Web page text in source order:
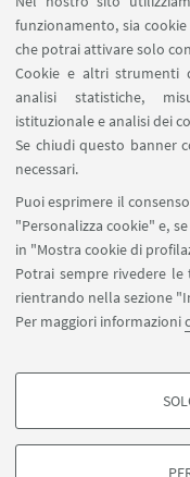
funzionamento, sia
che potrai attivare solo
Cookie e altri strumenti
analisi statistiche,
istituzionale e analisi dei
Se chiudi questo banner
necessari.
Puoi esprimere il
"Personalizza cookie" e,
in "Mostra cookie di
Potrai sempre rivedere
rientrando nella sezione
Per maggiori informazioni
COOKIE DI
Prenotazione
SEGUI
©Copyright 2026 -